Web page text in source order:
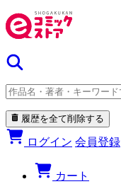
履歴を全て削除する
ログイン 会員登録
カート